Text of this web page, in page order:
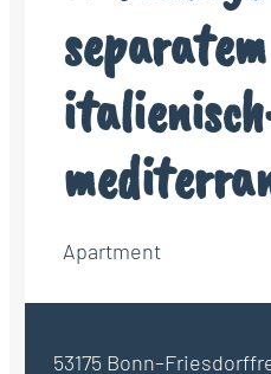
Apartment
53175 Bonn–Friesdorf